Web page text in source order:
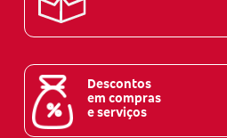
Descontos
em compras
e serviços